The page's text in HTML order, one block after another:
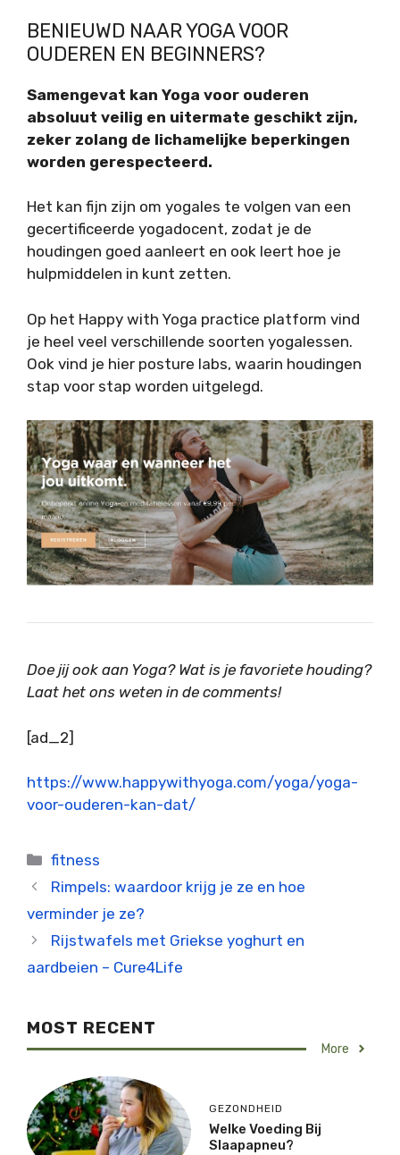
BENIEUWD NAAR YOGA VOOR
OUDEREN EN BEGINNERS?
Samengevat kan Yoga voor ouderen
absoluut veilig en uitermate geschikt zijn,
zeker zolang de lichamelijke beperkingen
worden gerespecteerd.
Het kan fijn zijn om yogales te volgen van een
gecertificeerde yogadocent, zodat je de
houdingen goed aanleert en ook leert hoe je
hulpmiddelen in kunt zetten.
Op het Happy with Yoga practice platform vind
je heel veel verschillende soorten yogalessen.
Ook vind je hier posture labs, waarin houdingen
stap voor stap worden uitgelegd.
Doe jij ook aan Yoga? Wat is je favoriete houding?
Laat het ons weten in de comments!
[ad_2]
https://www.happywithyoga.com/yoga/yoga-
voor-ouderen-kan-dat/
Categorieën
fitness
Rimpels: waardoor krijg je ze en hoe
verminder je ze?
Rijstwafels met Griekse yoghurt en
aardbeien – Cure4Life
MOST RECENT
More
GEZONDHEID
Welke Voeding Bij
Slaapapneu?